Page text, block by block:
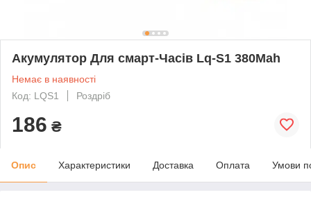
Акумулятор Для смарт-Часів Lq-S1 380Mah
Немає в наявності
Код: LQS1
Роздріб
186 ₴
Опис Характеристики Доставка Оплата Умови